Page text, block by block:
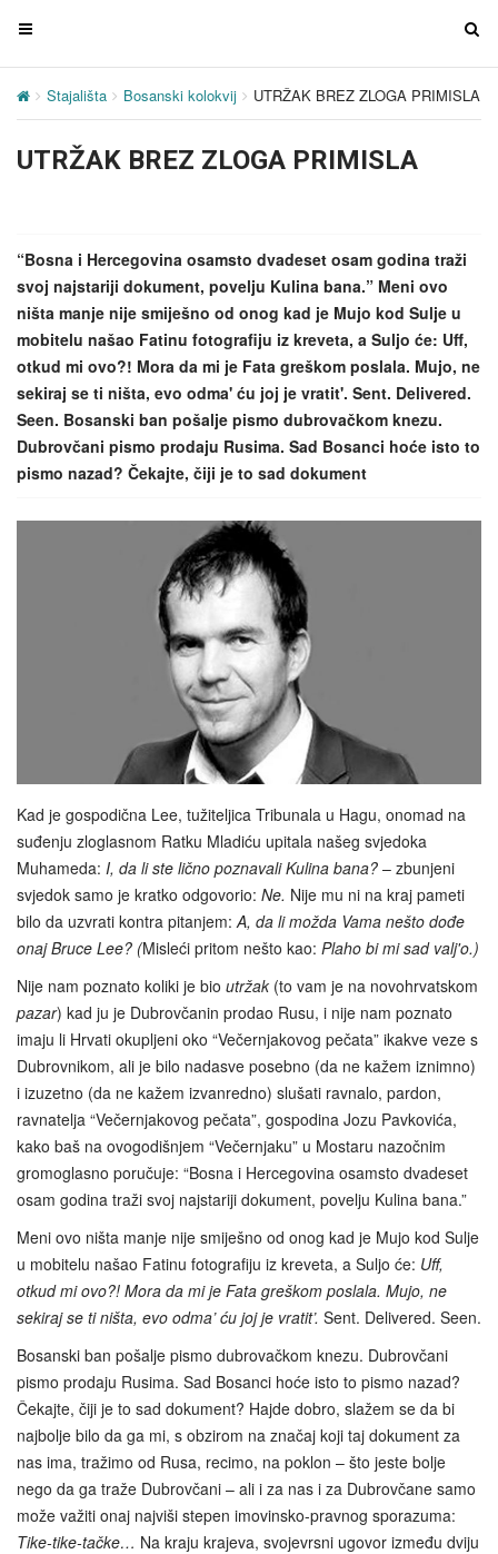
T
g
e
g
a
t
i
o
n
T
g
i
t
i
o
Stajališta Bosanski kolokvij UTRŽAK BREZ ZLOGA PRIMISLA
UTRŽAK BREZ ZLOGA PRIMISLA
“Bosna i Hercegovina osamsto dvadeset osam godina traži
svoj najstariji dokument, povelju Kulina bana.” Meni ovo
ništa manje nije smiješno od onog kad je Mujo kod Sulje u
mobitelu našao Fatinu fotografiju iz kreveta, a Suljo će: Uff,
otkud mi ovo?! Mora da mi je Fata greškom poslala. Mujo, ne
sekiraj se ti ništa, evo odma' ću joj je vratit'. Sent. Delivered.
Seen. Bosanski ban pošalje pismo dubrovačkom knezu.
Dubrovčani pismo prodaju Rusima. Sad Bosanci hoće isto to
pismo nazad? Čekajte, čiji je to sad dokument
Kad je gospodična Lee, tužiteljica Tribunala u Hagu, onomad na
suđenju zloglasnom Ratku Mladiću upitala našeg svjedoka
Muhameda: I, da li ste lično poznavali Kulina bana? – zbunjeni
svjedok samo je kratko odgovorio: Ne. Nije mu ni na kraj pameti
bilo da uzvrati kontra pitanjem: A, da li možda Vama nešto dođe
onaj Bruce Lee? (Misleći pritom nešto kao: Plaho bi mi sad valj'o.)
Nije nam poznato koliki je bio utržak (to vam je na novohrvatskom
pazar) kad ju je Dubrovčanin prodao Rusu, i nije nam poznato
imaju li Hrvati okupljeni oko “Večernjakovog pečata” ikakve veze s
Dubrovnikom, ali je bilo nadasve posebno (da ne kažem iznimno)
i izuzetno (da ne kažem izvanredno) slušati ravnalo, pardon,
ravnatelja “Večernjakovog pečata”, gospodina Jozu Pavkovića,
kako baš na ovogodišnjem “Večernjaku” u Mostaru nazočnim
gromoglasno poručuje: “Bosna i Hercegovina osamsto dvadeset
osam godina traži svoj najstariji dokument, povelju Kulina bana.”
Meni ovo ništa manje nije smiješno od onog kad je Mujo kod Sulje
u mobitelu našao Fatinu fotografiju iz kreveta, a Suljo će: Uff,
otkud mi ovo?! Mora da mi je Fata greškom poslala. Mujo, ne
sekiraj se ti ništa, evo odma’ ću joj je vratit’. Sent. Delivered. Seen.
Bosanski ban pošalje pismo dubrovačkom knezu. Dubrovčani
pismo prodaju Rusima. Sad Bosanci hoće isto to pismo nazad?
Čekajte, čiji je to sad dokument? Hajde dobro, slažem se da bi
najbolje bilo da ga mi, s obzirom na značaj koji taj dokument za
nas ima, tražimo od Rusa, recimo, na poklon – što jeste bolje
nego da ga traže Dubrovčani – ali i za nas i za Dubrovčane samo
može važiti onaj najviši stepen imovinsko-pravnog sporazuma:
Tike-tike-tačke… Na kraju krajeva, svojevrsni ugovor između dviju